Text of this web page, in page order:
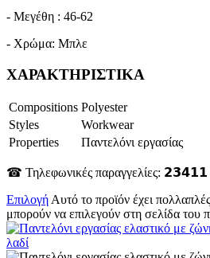
- Μεγέθη : 46-62
- Χρώμα: Μπλε
ΧΑΡΑΚΤΗΡΙΣΤΙΚΑ
Compositions Polyester
Styles
Workwear
Properties
Παντελόνι εργασίας
☎ Τηλεφωνικές παραγγελίες:
Επιλογή Αυτό το προϊόν έχει
μπορούν να επιλεγούν στη σελίδα του